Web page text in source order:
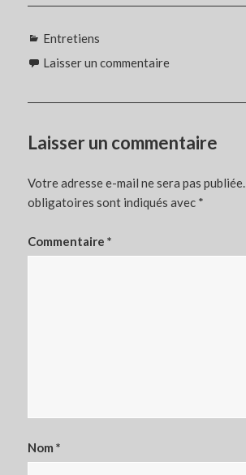
Catégories
Entretiens
Laisser un commentaire
Laisser un commentaire
Votre adresse e-mail ne sera pas publiée.
obligatoires sont indiqués avec *
Commentaire*
Nom*